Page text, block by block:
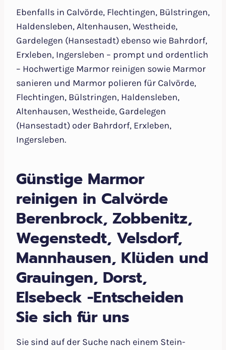
Ebenfalls in Calvörde, Flechtingen, Bülstringen,
Haldensleben, Altenhausen, Westheide,
Gardelegen (Hansestadt) ebenso wie Bahrdorf,
Erxleben, Ingersleben – prompt und ordentlich
– Hochwertige Marmor reinigen sowie Marmor
sanieren und Marmor polieren für Calvörde,
Flechtingen, Bülstringen, Haldensleben,
Altenhausen, Westheide, Gardelegen
(Hansestadt) oder Bahrdorf, Erxleben,
Ingersleben.
Günstige Marmor
reinigen in Calvörde
Berenbrock, Zobbenitz,
Wegenstedt, Velsdorf,
Mannhausen, Klüden und
Grauingen, Dorst,
Elsebeck -Entscheiden
Sie sich für uns
Sie sind auf der Suche nach einem Stein-